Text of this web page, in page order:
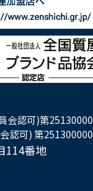
会認可)第
認可) 第
114番地